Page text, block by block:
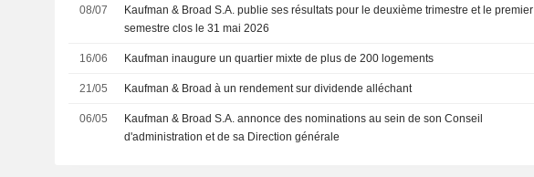
08/07
Kaufman & Broad S.A. publie ses résultats pour le deuxième trimestre et le premier
semestre clos le 31 mai 2026
16/06 Kaufman inaugure un quartier mixte de plus de 200 logements
21/05 Kaufman & Broad à un rendement sur dividende alléchant
06/05
Kaufman & Broad S.A. annonce des nominations au sein de son Conseil
d'administration et de sa Direction générale